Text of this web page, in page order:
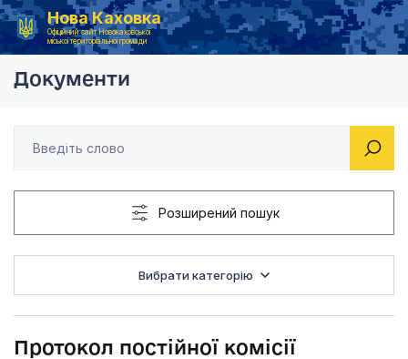
Нова Каховка
Офіційний сайт Новокаховської
міської територіальної громади
Головна Постійна комісія з питань гуманітарної політики, освіти та охорони здоров’я Протокол постійної
Документи
Розширений пошук
Вибрати категорію
Протокол постійної комісії